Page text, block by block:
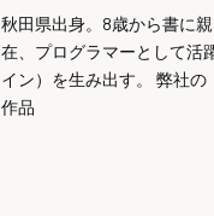
秋田県出身。8歳から書に
在、プログラマーとして活
イン）を生み出す。
弊社の
作品